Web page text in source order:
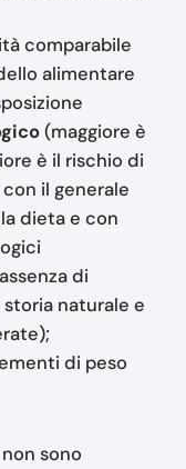
comparabile
alimentare
(maggiore è
è il rischio di
il generale
dieta e con
di
naturale e
di peso
non sono